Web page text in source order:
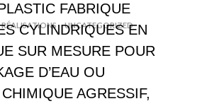
RÉALISATIONS
UNCATEGORIZED
FABRIQUE
CYLINDRIQUES EN
SUR MESURE POUR
D’EAU OU
AGRESSIF,